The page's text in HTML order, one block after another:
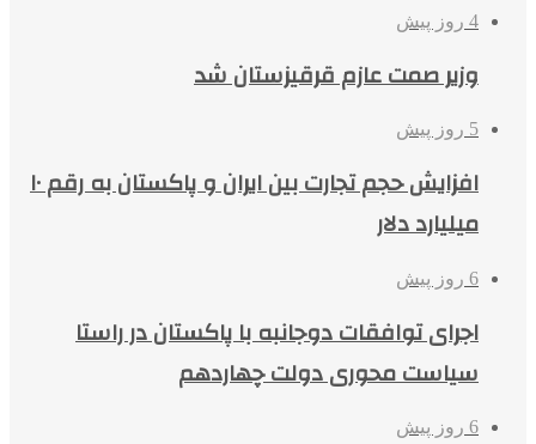
4 روز پیش
وزیر صمت عازم قرقیزستان شد
5 روز پیش
افزایش حجم تجارت بین ایران و پاکستان به رقم ۱۰
میلیارد دلار
6 روز پیش
اجرای توافقات دوجانبه با پاکستان در راستا
سیاست محوری دولت چهاردهم
6 روز پیش